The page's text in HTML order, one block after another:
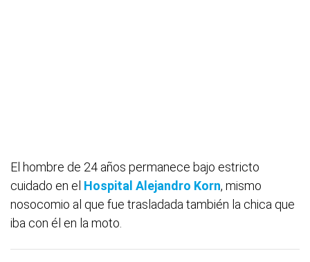
El hombre de 24 años permanece bajo estricto
cuidado en el Hospital Alejandro Korn, mismo
nosocomio al que fue trasladada también la chica que
iba con él en la moto.